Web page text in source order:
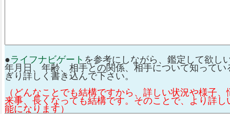
●ライフナビゲート を参考にしながら、鑑定して欲し
年月日、年齢、相手との関係、相手について知ってい
ぎり詳しく書き込んで下さい。
（どんなことでも結構ですから、詳しい状況や様子
来事、長くなっても結構です。そのことで、より詳し
能になります）